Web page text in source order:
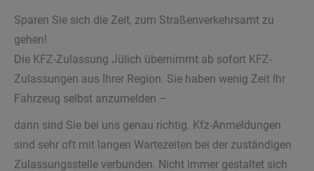
Sparen Sie sich die Zeit, zum Straßenverkehrsamt zu
gehen!
Die KFZ-Zulassung Jülich übernimmt ab sofort KFZ-
Zulassungen aus Ihrer Region. Sie haben wenig Zeit Ihr
Fahrzeug selbst anzumelden –
dann sind Sie bei uns genau richtig. Kfz-Anmeldungen
sind sehr oft mit langen Wartezeiten bei der zuständigen
Zulassungsstelle verbunden. Nicht immer gestaltet sich